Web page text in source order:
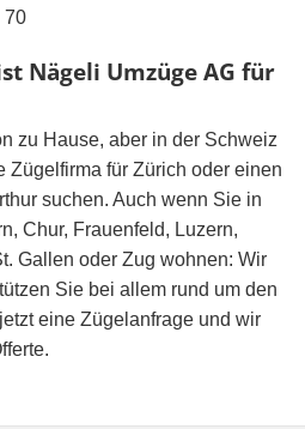
70
Nägeli Umzüge AG für
zu Hause, aber in der Schweiz
Zügelfirma für Zürich oder einen
suchen. Auch wenn Sie in
Chur, Frauenfeld, Luzern,
Gallen oder Zug wohnen: Wir
Sie bei allem rund um den
eine Zügelanfrage und wir